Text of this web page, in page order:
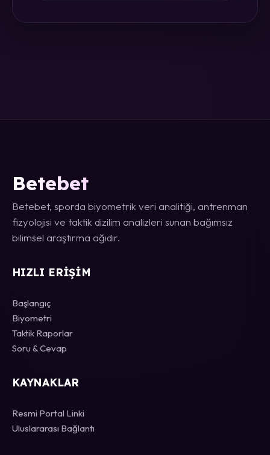
Betebet
Betebet, sporda biyometrik veri analitiği, antrenman
fizyolojisi ve taktik dizilim analizleri sunan bağımsız
bilimsel araştırma ağıdır.
HIZLI ERIŞIM
Başlangıç
Biyometri
Taktik Raporlar
Soru & Cevap
KAYNAKLAR
Resmi Portal Linki
Uluslararası Bağlantı